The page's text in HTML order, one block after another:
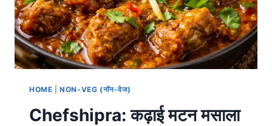
HOME |NON-VEG (नॉन-वेज)
Chefshipra: कढ़ाई मटन मसाला